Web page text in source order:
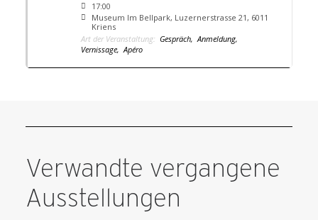
17:00
Museum Im Bellpark, Luzernerstrasse 21, 6011
Kriens
Art der Veranstaltung: Gespräch, Anmeldung,
Vernissage, Apéro
Verwandte vergangene
Ausstellungen